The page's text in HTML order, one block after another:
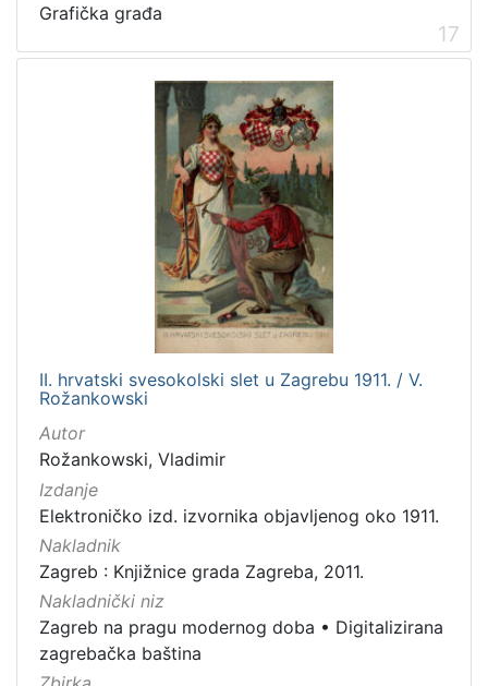
Grafička građa
17
II. hrvatski svesokolski slet u Zagrebu 1911. / V.
Rožankowski
Autor
Rožankowski, Vladimir
Izdanje
Elektroničko izd. izvornika objavljenog oko 1911.
Nakladnik
Zagreb : Knjižnice grada Zagreba, 2011.
Nakladnički niz
Zagreb na pragu modernog doba • Digitalizirana
zagrebačka baština